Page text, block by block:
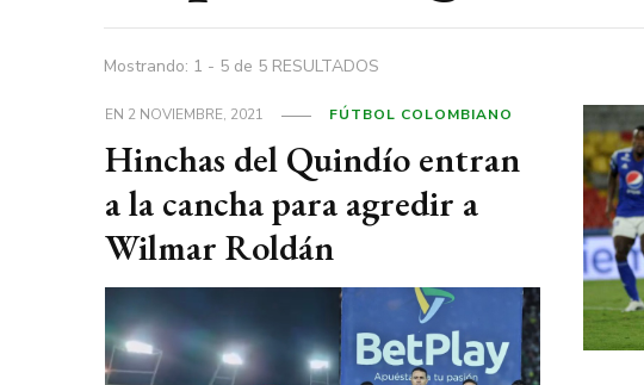
Mostrando: 1 - 5 de 5 RESULTADOS
EN 2 NOVIEMBRE, 2021 FÚTBOL COLOMBIANO
Hinchas del Quindío entran
a la cancha para agredir a
Wilmar Roldán